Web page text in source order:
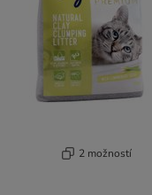
2 možností